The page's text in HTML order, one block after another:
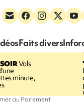
Faits divers
Vols
minute,
au Parlement